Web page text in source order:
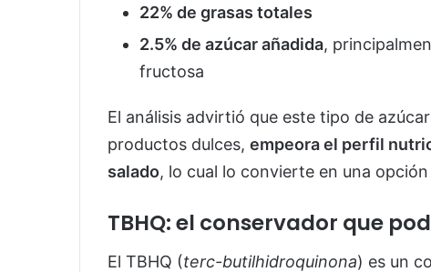
22% de grasas totales
2.5% de azúcar añadida,
fructosa
El análisis advirtió que este tipo de
productos dulces, empeora el perfil
salado, lo cual lo convierte en una
TBHQ: el conservador que
El TBHQ (terc-butilhidroquinona) es un